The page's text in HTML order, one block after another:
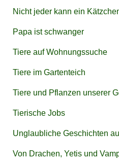
Nicht jeder kann ein
Papa ist schwanger
Tiere auf Wohnungssuche
Tiere im Gartenteich
Tiere und Pflanzen unserer
Tierische Jobs
Unglaubliche Geschichten
Von Drachen, Yetis und